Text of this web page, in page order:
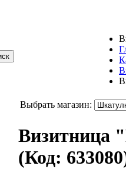
Выбрать магазин:
Визитница
(Код: 633080